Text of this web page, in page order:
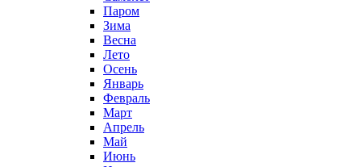
Паром
Зима
Весна
Лето
Осень
Январь
Февраль
Март
Апрель
Май
Июнь